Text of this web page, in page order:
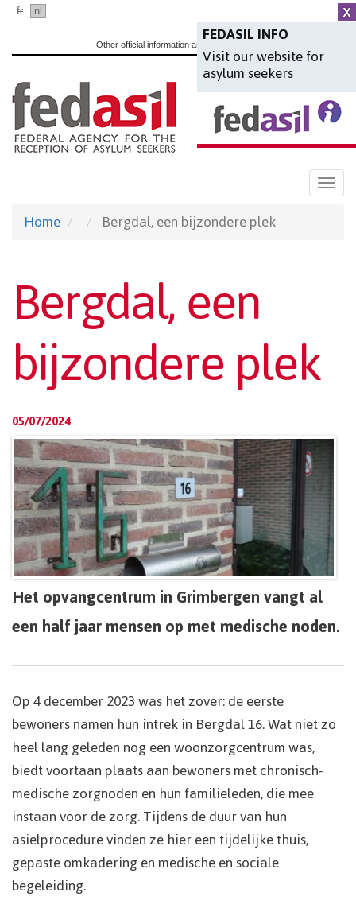
Skip
main
content
FEDASIL INFO
Visit our website for
asylum seekers
fr nl
Other official information and services:
Home Bergdal, een bijzondere plek
Bergdal, een
bijzondere plek
05/07/2024
Het opvangcentrum in Grimbergen vangt al
een half jaar mensen op met medische noden.
Op 4 december 2023 was het zover: de eerste
bewoners namen hun intrek in Bergdal 16. Wat niet zo
heel lang geleden nog een woonzorgcentrum was,
biedt voortaan plaats aan bewoners met chronisch-
medische zorgnoden en hun familieleden, die mee
instaan voor de zorg. Tijdens de duur van hun
asielprocedure vinden ze hier een tijdelijke thuis,
gepaste omkadering en medische en sociale
begeleiding.